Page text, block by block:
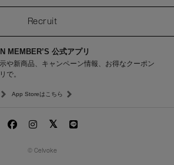
Recruit
MEMBER’S 公式アプリ
や新商品、キャンペーン情報、お得なクーポン
で。
App Storeはこちら
© Celvoke